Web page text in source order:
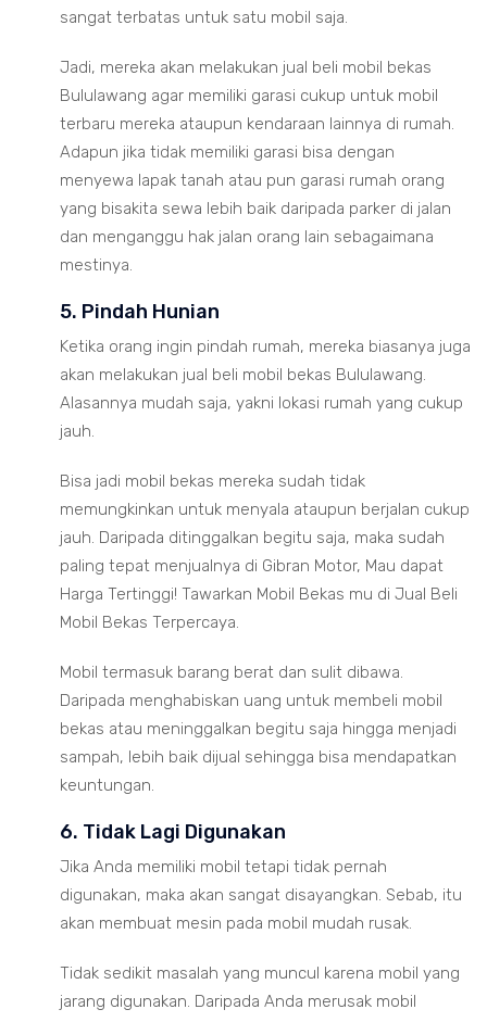
sangat terbatas untuk satu mobil saja.
Jadi, mereka akan melakukan jual beli mobil bekas
Bululawang agar memiliki garasi cukup untuk mobil
terbaru mereka ataupun kendaraan lainnya di rumah.
Adapun jika tidak memiliki garasi bisa dengan
menyewa lapak tanah atau pun garasi rumah orang
yang bisakita sewa lebih baik daripada parker di jalan
dan menganggu hak jalan orang lain sebagaimana
mestinya.
5. Pindah Hunian
Ketika orang ingin pindah rumah, mereka biasanya juga
akan melakukan jual beli mobil bekas Bululawang.
Alasannya mudah saja, yakni lokasi rumah yang cukup
jauh.
Bisa jadi mobil bekas mereka sudah tidak
memungkinkan untuk menyala ataupun berjalan cukup
jauh. Daripada ditinggalkan begitu saja, maka sudah
paling tepat menjualnya di Gibran Motor, Mau dapat
Harga Tertinggi! Tawarkan Mobil Bekas mu di Jual Beli
Mobil Bekas Terpercaya.
Mobil termasuk barang berat dan sulit dibawa.
Daripada menghabiskan uang untuk membeli mobil
bekas atau meninggalkan begitu saja hingga menjadi
sampah, lebih baik dijual sehingga bisa mendapatkan
keuntungan.
6. Tidak Lagi Digunakan
Jika Anda memiliki mobil tetapi tidak pernah
digunakan, maka akan sangat disayangkan. Sebab, itu
akan membuat mesin pada mobil mudah rusak.
Tidak sedikit masalah yang muncul karena mobil yang
jarang digunakan. Daripada Anda merusak mobil